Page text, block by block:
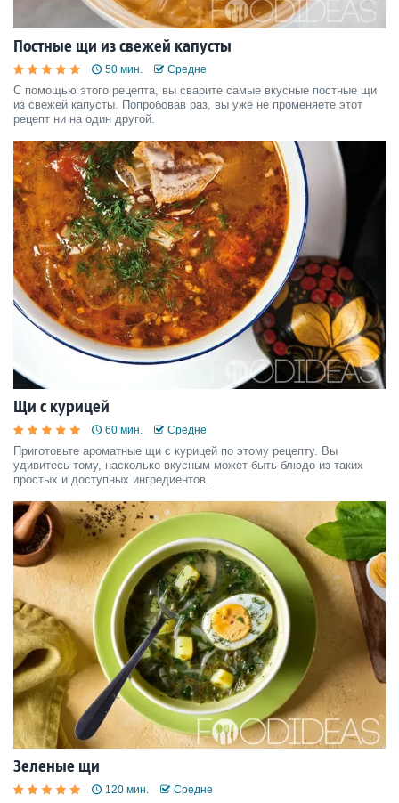
Постные щи из свежей капусты
50 мин. Средне
С помощью этого рецепта, вы сварите самые вкусные постные щи
из свежей капусты. Попробовав раз, вы уже не променяете этот
рецепт ни на один другой.
Щи с курицей
60 мин. Средне
Приготовьте ароматные щи с курицей по этому рецепту. Вы
удивитесь тому, насколько вкусным может быть блюдо из таких
простых и доступных ингредиентов.
Зеленые щи
120 мин. Средне